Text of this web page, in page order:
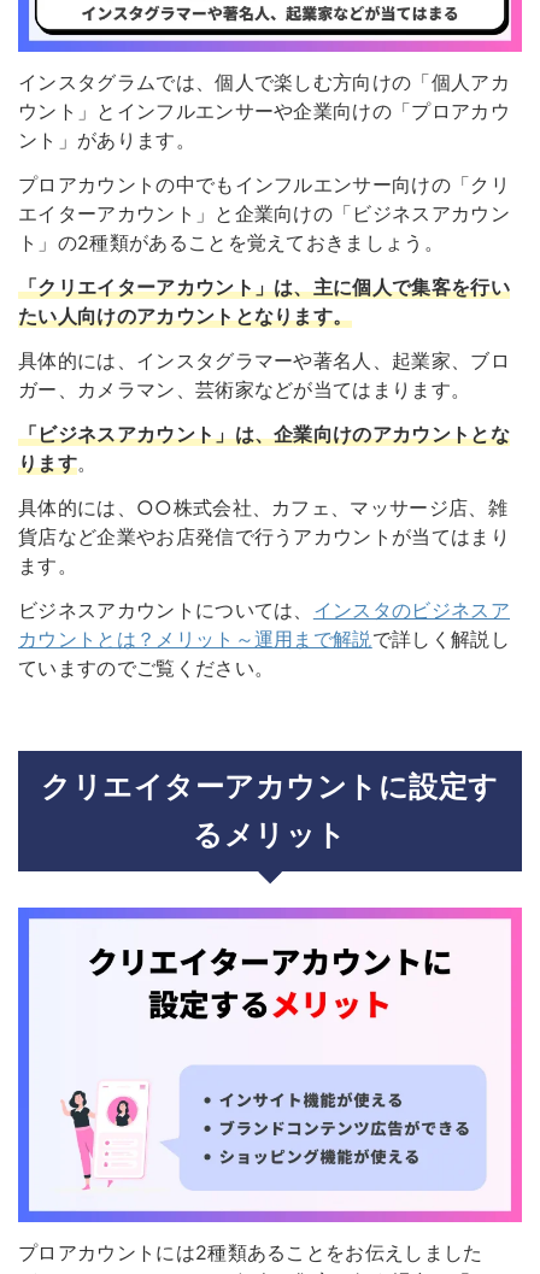
インスタグラムでは、個人で楽しむ方向けの「個人アカ
ウント」とインフルエンサーや企業向けの「プロアカウ
ント」があります。
プロアカウントの中でもインフルエンサー向けの「クリ
エイターアカウント」と企業向けの「ビジネスアカウン
ト」の2種類があることを覚えておきましょう。
「クリエイターアカウント」は、主に個人で集客を行い
たい人向けのアカウントとなります。
具体的には、インスタグラマーや著名人、起業家、ブロ
ガー、カメラマン、芸術家などが当てはまります。
「ビジネスアカウント」は、企業向けのアカウントとな
ります。
具体的には、○○株式会社、カフェ、マッサージ店、雑
貨店など企業やお店発信で行うアカウントが当てはまり
ます。
ビジネスアカウントについては、 インスタのビジネスア
カウントとは？メリット～運用まで解説 で詳しく解説し
ていますのでご覧ください。
クリエイターアカウントに設定す
るメリット
プロアカウントには2種類あることをお伝えしました